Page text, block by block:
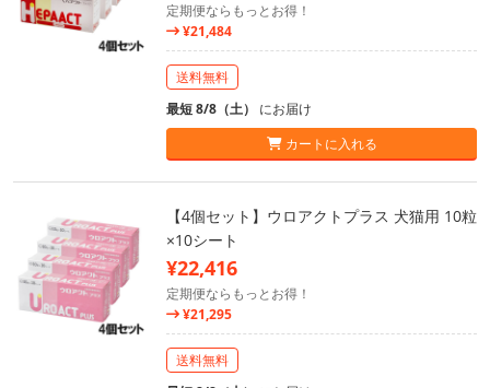
定期便ならもっとお得！
¥21,484
送料無料
最短 8/8（土） にお届け
カートに入れる
【4個セット】ウロアクトプラス 犬猫用 10粒
×10シート
¥22,416
定期便ならもっとお得！
¥21,295
送料無料